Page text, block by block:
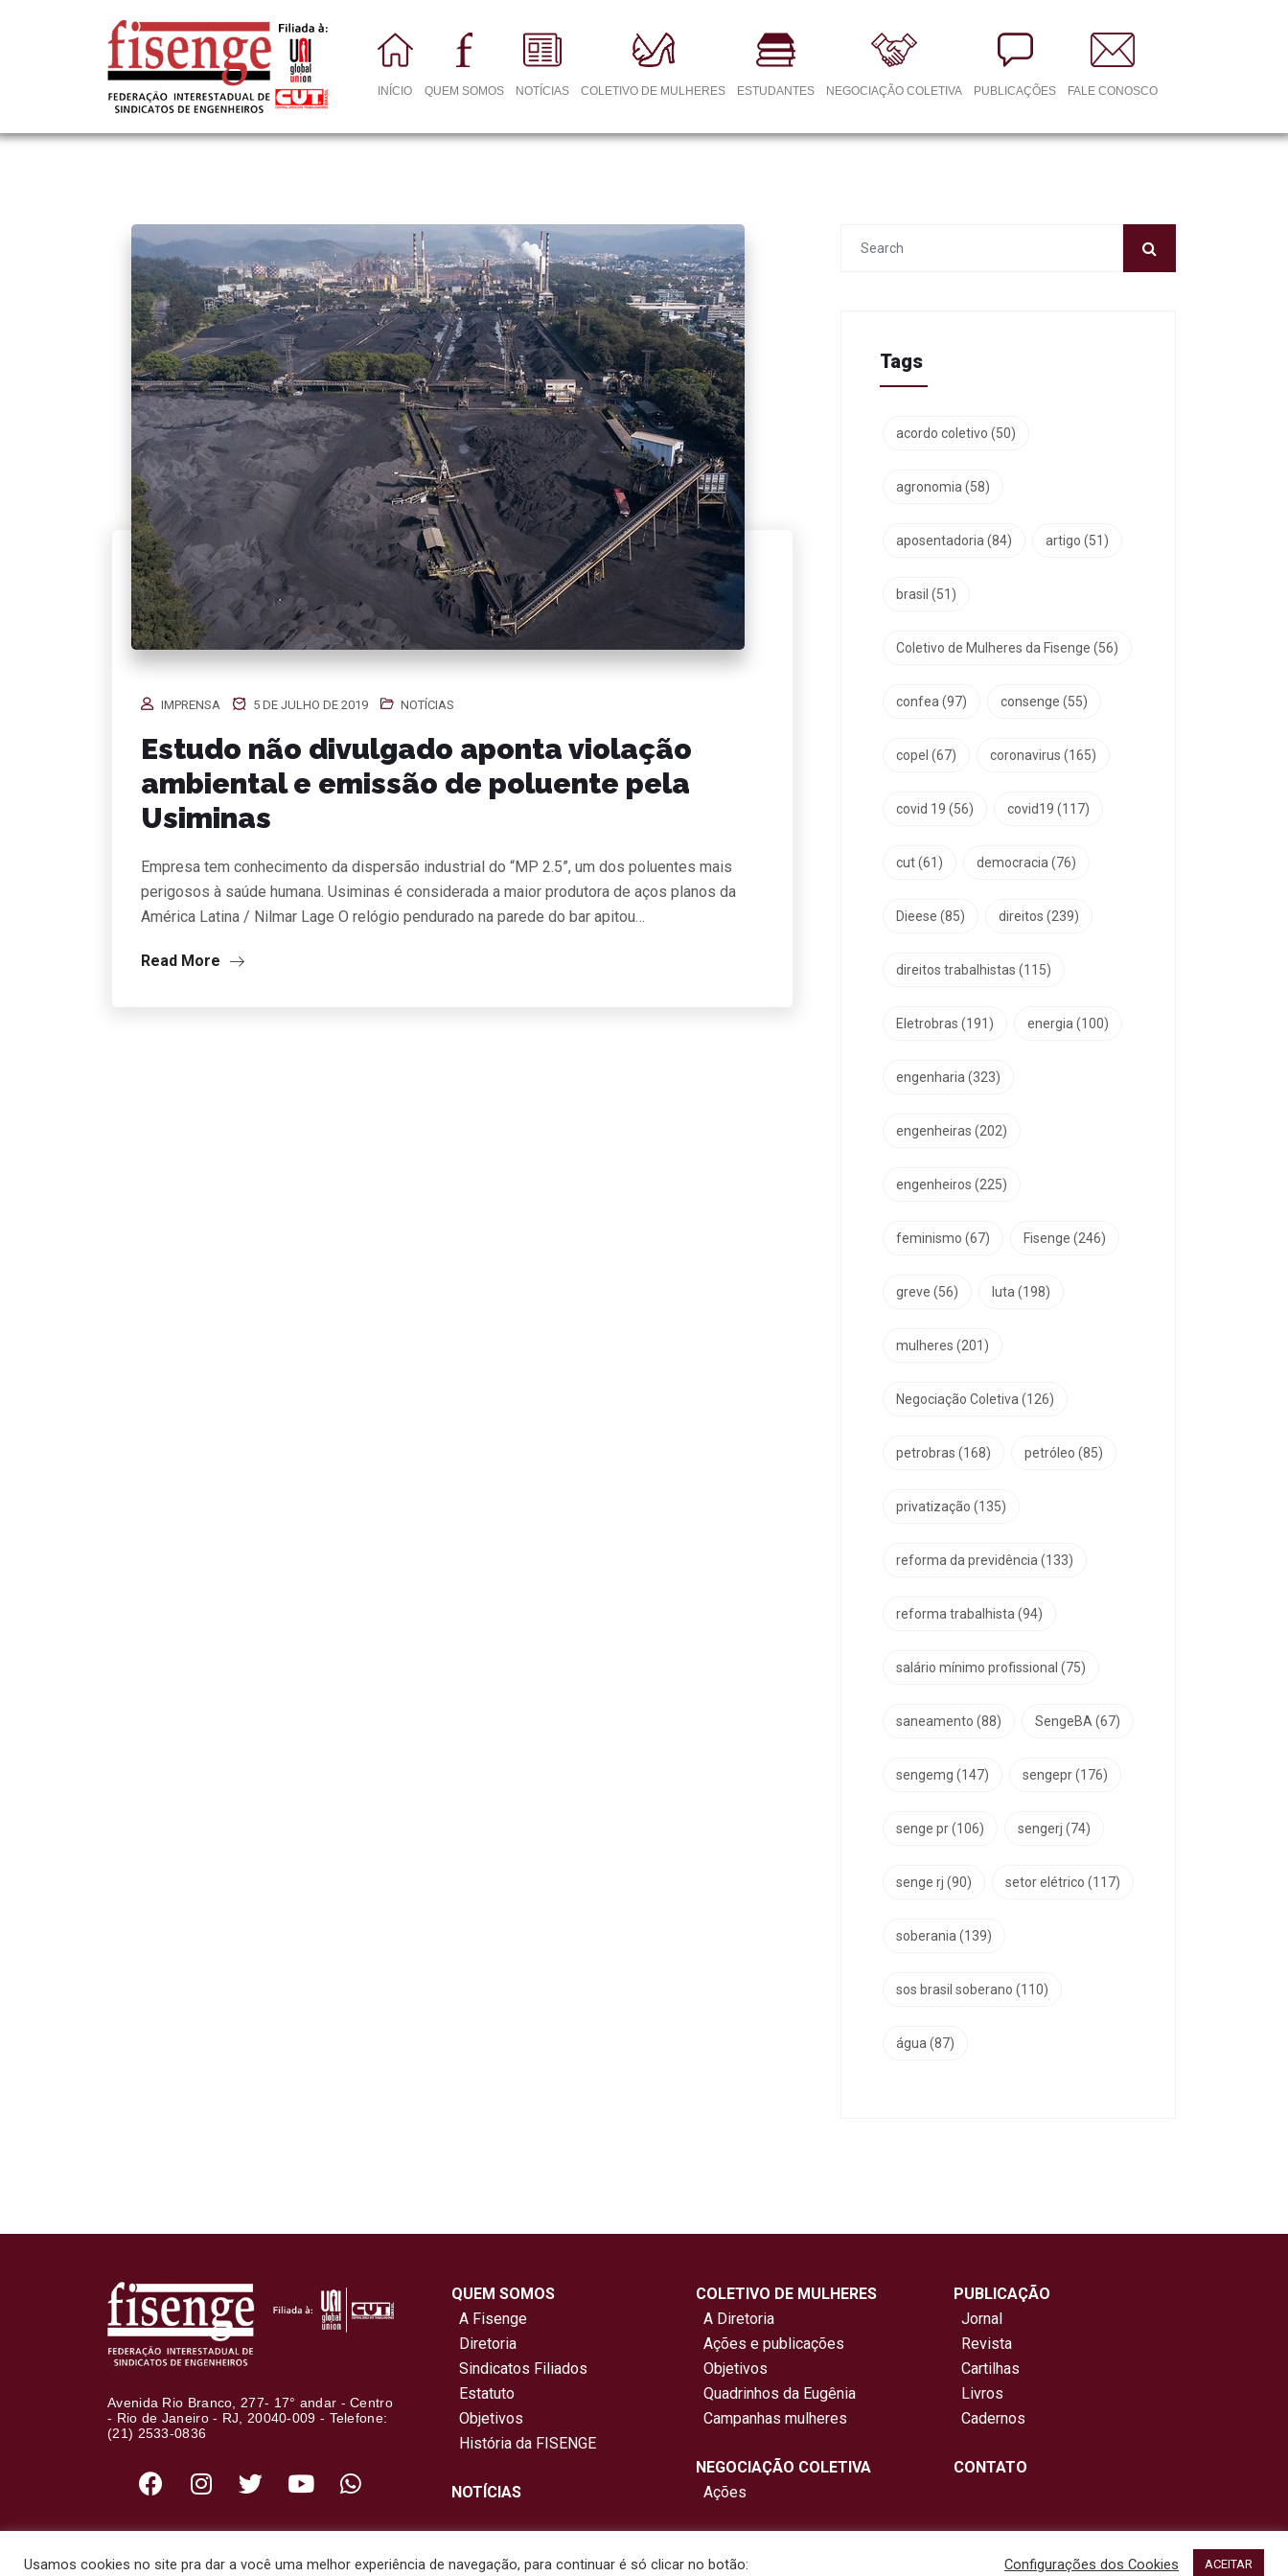
INÍCIO QUEM SOMOS NOTÍCIAS COLETIVO DE MULHERES ESTUDANTES NEGOCIAÇÃO COLETIVA PUBLICAÇÕES FALE CONOSCO
IMPRENSA 5 DE JULHO DE 2019 NOTÍCIAS
Estudo não divulgado aponta violação
ambiental e emissão de poluente pela
Usiminas
Empresa tem conhecimento da dispersão industrial do “MP 2.5”, um dos poluentes mais
perigosos à saúde humana. Usiminas é considerada a maior produtora de aços planos da
América Latina / Nilmar Lage O relógio pendurado na parede do bar apitou…
Read More
Tags
acordo coletivo (50)
agronomia (58)
aposentadoria (84) artigo (51)
brasil (51)
Coletivo de Mulheres da Fisenge (56)
confea (97) consenge (55)
copel (67) coronavirus (165)
covid 19 (56) covid19 (117)
cut(61) democracia (76)
Dieese (85) direitos (239)
direitos trabalhistas (115)
Eletrobras (191) energia (100)
engenharia (323)
engenheiras (202)
engenheiros (225)
feminismo (67) Fisenge (246)
greve (56) luta (198)
mulheres (201)
Negociação Coletiva (126)
petrobras (168) petróleo (85)
privatização (135)
reforma da previdência (133)
reforma trabalhista (94)
salário mínimo profissional (75)
saneamento (88) SengeBA (67)
sengemg (147) sengepr(176)
senge pr(106) sengerj (74)
senge rj (90) setor elétrico (117)
soberania (139)
sos brasil soberano (110)
água (87)
Avenida Rio Branco, 277- 17° andar - Centro
- Rio de Janeiro - RJ, 20040-009 - Telefone:
(21) 2533-0836
QUEM SOMOS
A Fisenge
Diretoria
Sindicatos Filiados
Estatuto
Objetivos
História da FISENGE
NOTÍCIAS
COLETIVO DE MULHERES
A Diretoria
Ações e publicações
Objetivos
Quadrinhos da Eugênia
Campanhas mulheres
NEGOCIAÇÃO COLETIVA
Ações
PUBLICAÇÃO
Jornal
Revista
Cartilhas
Livros
Cadernos
CONTATO
Usamos cookies no site pra dar a você uma melhor experiência de navegação, para continuar é só clicar no botão: Configurações dos Cookies ACEITAR